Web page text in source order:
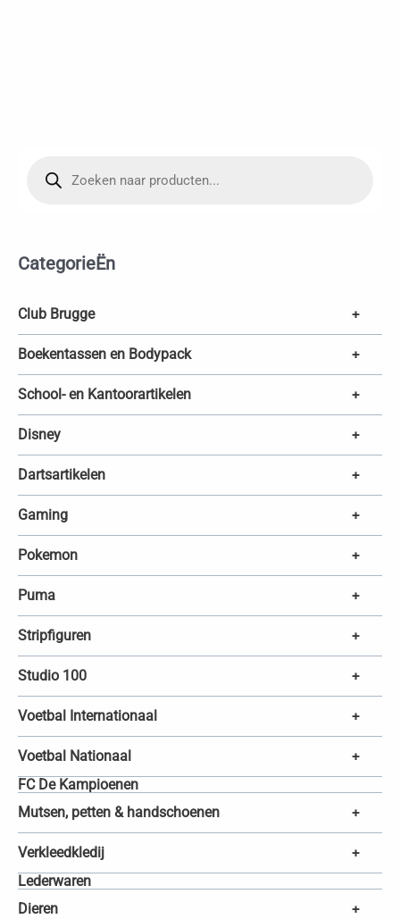
n
z
k
e
n
CategorieËn
Club Brugge +
Boekentassen en Bodypack +
School- en Kantoorartikelen +
Disney +
Dartsartikelen +
Gaming +
Pokemon +
Puma +
Stripfiguren +
Studio 100 +
Voetbal Internationaal +
Voetbal Nationaal +
FC De Kampioenen
Mutsen, petten & handschoenen
+
Verkleedkledij +
Lederwaren
Dieren
+